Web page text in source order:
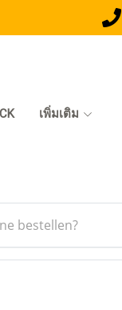
เพิ่มเติม
bestellen?